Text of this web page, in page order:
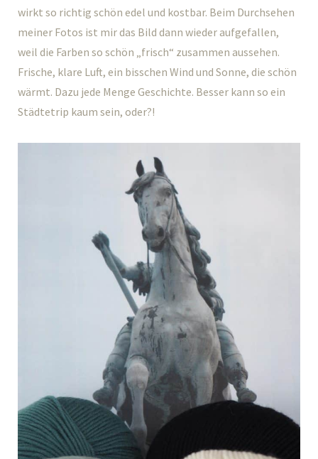
wirkt so richtig schön edel und kostbar. Beim Durchsehen
meiner Fotos ist mir das Bild dann wieder aufgefallen,
weil die Farben so schön „frisch“ zusammen aussehen.
Frische, klare Luft, ein bisschen Wind und Sonne, die schön
wärmt. Dazu jede Menge Geschichte. Besser kann so ein
Städtetrip kaum sein, oder?!